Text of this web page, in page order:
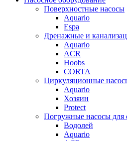
Поверхностные насосы
Aquario
Espa
Дренажные и
Aquario
ACR
Hoobs
CORTA
Циркуляционные
Aquario
Хозяин
Protect
Погружные насосы для
Водолей
Aquario